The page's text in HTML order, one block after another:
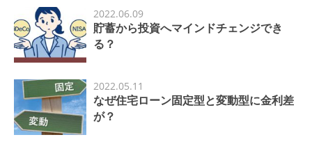
2022.06.09
貯蓄から投資へマインドチェンジでき
る？
2022.05.11
なぜ住宅ローン固定型と変動型に金利差
が？